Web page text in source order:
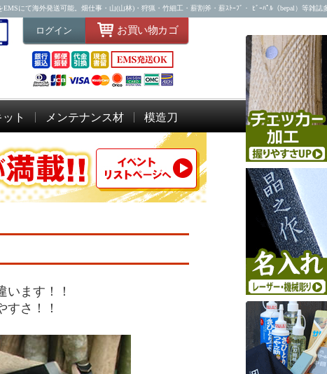
にて海外発送可能。畑仕事・山(山林)・狩猟・竹細工・薪割斧・薪ｽﾄｰﾌﾞ・ ﾋﾞｰﾊﾟﾙ（bepal）等雑誌
ログイン お買い物カゴ
ット メンテナンス材 模造刀
ます！！
さ！！